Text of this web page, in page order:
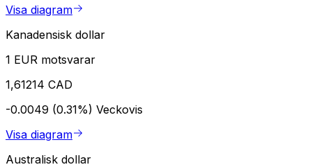
Visa diagram
Kanadensisk dollar
1 EUR motsvarar
1,61214 CAD
-0.0049 (0.31%) Veckovis
Visa diagram
Australisk dollar